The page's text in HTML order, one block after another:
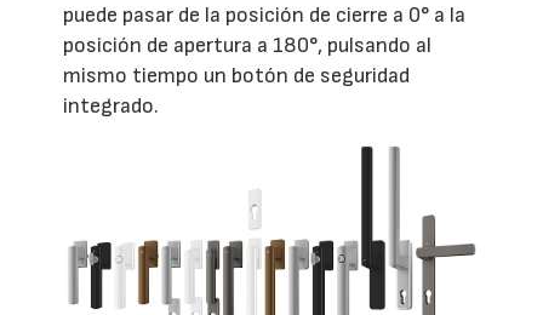
puede pasar de la posición de cierre a 0° a la
posición de apertura a 180°, pulsando al
mismo tiempo un botón de seguridad
integrado.